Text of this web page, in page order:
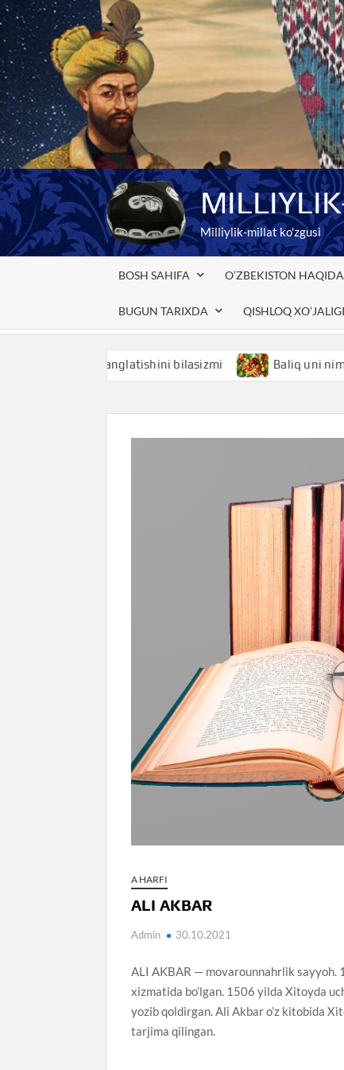
Skip
to
content
Milliylik-millat ko'zgusi
BOSH SAHIFA O’ZBEKISTON HAQIDA
BUGUN TARIXDA QISHLOQ
nimani anglatishini bilasizmi Baliq uni nimani
A HARFI
ALI AKBAR
Admin 30.10.2021
ALI AKBAR — movarounnahrlik sayyoh.
xizmatida bo’lgan. 1506 yilda Xitoyda
yozib qoldirgan. Ali Akbar o’z kitobida
tarjima qilingan.